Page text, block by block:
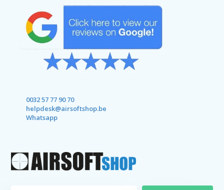
0032 57 77 90 70
helpdesk@airsoftshop.be
Whatsapp